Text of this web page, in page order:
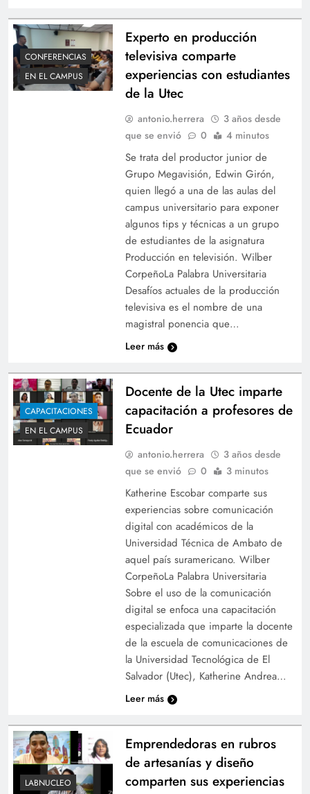
CONFERENCIAS
EN EL CAMPUS
Experto en producción
televisiva comparte
experiencias con estudiantes
de la Utec
antonio.herrera
3 años desde
que se envió
0 4 minutos
Se trata del productor junior de
Grupo Megavisión, Edwin Girón,
quien llegó a una de las aulas del
campus universitario para exponer
algunos tips y técnicas a un grupo
de estudiantes de la asignatura
Producción en televisión. Wilber
CorpeñoLa Palabra Universitaria
Desafíos actuales de la producción
televisiva es el nombre de una
magistral ponencia que…
Leer más
CAPACITACIONES
EN EL CAMPUS
Docente de la Utec imparte
capacitación a profesores de
Ecuador
antonio.herrera
3 años desde
que se envió
0 3 minutos
Katherine Escobar comparte sus
experiencias sobre comunicación
digital con académicos de la
Universidad Técnica de Ambato de
aquel país suramericano. Wilber
CorpeñoLa Palabra Universitaria
Sobre el uso de la comunicación
digital se enfoca una capacitación
especializada que imparte la docente
de la escuela de comunicaciones de
la Universidad Tecnológica de El
Salvador (Utec), Katherine Andrea…
Leer más
LABNUCLEO
Emprendedoras en rubros
de artesanías y diseño
comparten sus experiencias